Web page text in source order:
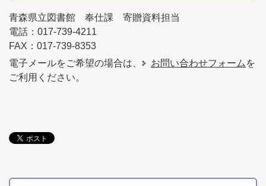
青森県立図書館 奉仕課 寄贈資料担当
電話：017-739-4211
FAX ：017-739-8353
電子メールをご希望の場合は、
お問い合わせフォーム を
ご利用ください。